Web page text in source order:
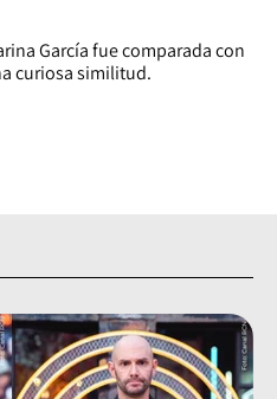
García fue comparada con
curiosa similitud.